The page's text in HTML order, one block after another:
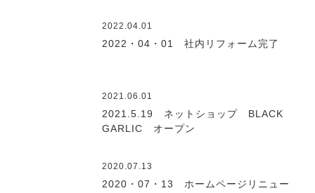
2022.04.01
2022・04・01 社内リフォーム完了
2021.06.01
2021.5.19 ネットショップ BLACK
GARLIC オープン
2020.07.13
2020・07・13 ホームページリニュー